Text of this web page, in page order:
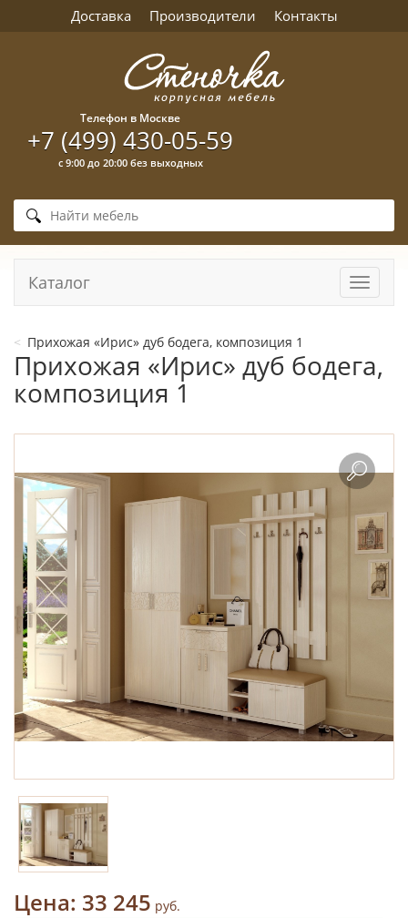
Доставка Производители Контакты
Телефон в Москве
+7 (499) 430-05-59
с 9:00 до 20:00 без выходных
Каталог
Прихожая «Ирис» дуб бодега, композиция 1
Прихожая «Ирис» дуб бодега,
композиция 1
Цена: 33 245 руб.